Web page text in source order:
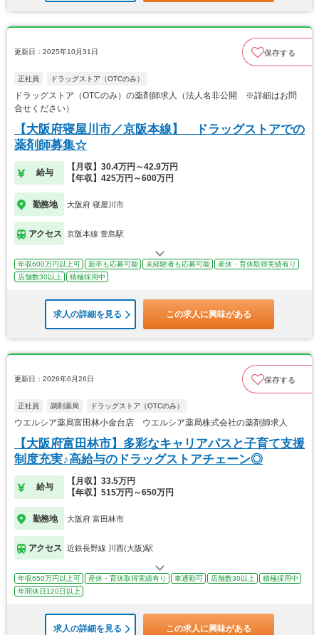
更新日：2025年10月31日 保存する
正社員 ドラッグストア（OTCのみ）
ドラッグストア（OTCのみ）の薬剤師求人（法人名非公開 ※詳細はお問
合せください）
【大阪府寝屋川市／京阪本線】 ドラッグストアでの
薬剤師募集☆
給与
【月収】30.4万円～42.9万円
【年収】425万円～600万円
勤務地 大阪府 寝屋川市
アクセス 京阪本線 萱島駅
年収600万円以上可 新卒も応募可能 未経験者も応募可能
産休・育休取得実績有り
店舗数30以上
積極採用中
求人の詳細を見る この求人に興味がある
更新日：2026年6月26日 保存する
正社員 調剤薬局 ドラッグストア（OTCのみ）
ウエルシア薬局富田林小金台店 ウエルシア薬局株式会社の薬剤師求人
【大阪府富田林市】多彩なキャリアパスと子育て支援
制度充実♪高給与のドラッグストアチェーン◎
給与
【月収】33.5万円
【年収】515万円～650万円
勤務地 大阪府 富田林市
アクセス 近鉄長野線 川西(大阪)駅
年収650万円以上可 産休・育休取得実績有り 車通勤可 店舗数30以上
積極採用中
年間休日120日以上
求人の詳細を見る この求人に興味がある